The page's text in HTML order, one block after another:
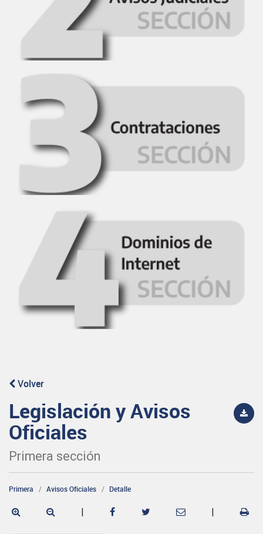
Volver
Legislación y Avisos
Oficiales
Primera sección
Primera Avisos Oficiales Detalle
| |